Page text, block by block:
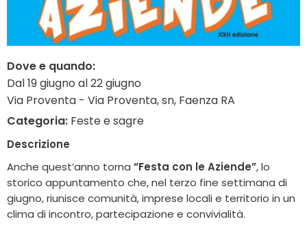
Dove e quando:
Dal 19 giugno al 22 giugno
Via Proventa - Via Proventa, sn, Faenza RA
Categoria: Feste e sagre
Descrizione
Anche quest’anno torna “Festa con le Aziende”, lo
storico appuntamento che, nel terzo fine settimana di
giugno, riunisce comunità, imprese locali e territorio in un
clima di incontro, partecipazione e convivialità.